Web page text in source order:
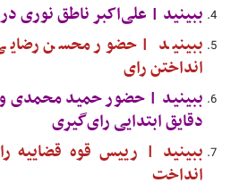
ببینید | علی‌اکبر ناطق نوری
ببینید | حضور محسن
انداختن رای
ببینید | حضور حمید محمدی
دقایق ابتدایی رای‌گیری
ببینید | رییس قوه قضاییه
انداخت